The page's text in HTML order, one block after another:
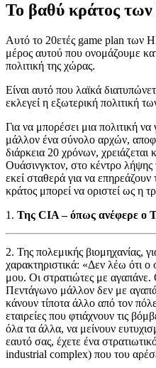
Το βαθύ κράτος
Αυτό το 20ετές game plan των
μέρος αυτού που ονομάζουμε
πολιτική της χώρας.
Είναι αυτό που λαϊκά
εκλεγεί η εξωτερική πολιτική
Για να μπορέσει μια πολιτική
μάλλον ένα σύνολο αρχών,
διάρκεια 20 χρόνων,
Ουάσινγκτον, στο κέντρο
εκεί σταθερά για να
κράτος μπορεί να οριστεί ως η
1. Της CIA – όπως ανέφερε ο
2. Της πολεμικής βιομηχανίας,
χαρακτηριστικά: «Δεν λέω ότι ο
μου. Οι στρατιώτες με
Πεντάγωνο μάλλον δεν με
κάνουν τίποτα άλλο από τον
εταιρείες που φτιάχνουν τις
όλα τα άλλα, να μείνουν
εαυτό σας, έχετε ένα
industrial complex) που του